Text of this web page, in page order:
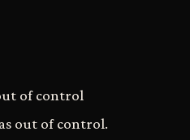
of control
out of control.